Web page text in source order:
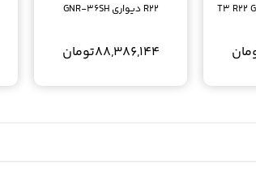
T3 R22
R22 دیواری GNR-36SH
88,386,144تومان